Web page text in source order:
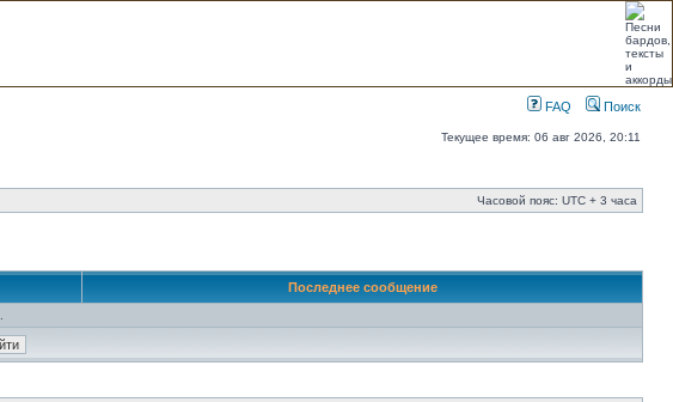
FAQ Поиск
Текущее время: 06 авг 2026, 20:11
Часовой пояс: UTC + 3 часа
Последнее сообщение